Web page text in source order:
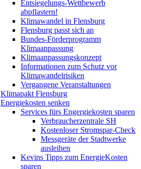
Entsiegelungs-Wettbewerb
abpflastern!
Klimawandel in Flensburg
Flensburg passt sich an
Bundes-Förderprogramm
Klimaanpassung
Klimaanpassungskonzept
Informationen zum Schutz vor
Klimawandelrisiken
Vergangene Veranstaltungen
Klimapakt Flensburg
Energiekosten senken
Services fürs Engergiekosten sparen
Verbraucherzentrale SH
Kostenloser Stromspar-Check
Messgeräte der Stadtwerke
ausleihen
Kevins Tipps zum EnergieKosten
sparen